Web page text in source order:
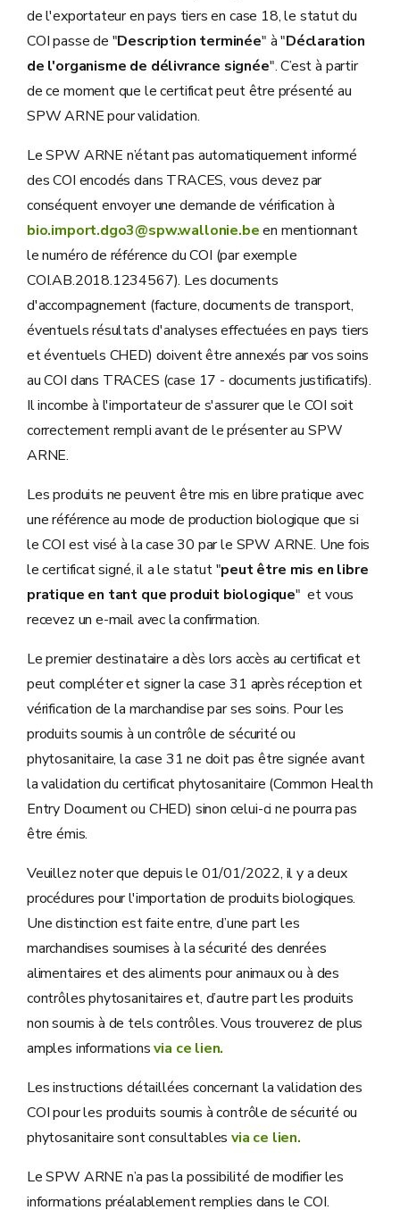
de l'exportateur en pays tiers en case 18, le statut du
COI passe de "Description terminée" à "Déclaration
de l'organisme de délivrance signée". C’est à partir
de ce moment que le certificat peut être présenté au
SPW ARNE pour validation.
Le SPW ARNE n’étant pas automatiquement informé
des COI encodés dans TRACES, vous devez par
conséquent envoyer une demande de vérification à
bio.import.dgo3@spw.wallonie.been mentionnant
le numéro de référence du COI (par exemple
COI.AB.2018.1234567). Les documents
d'accompagnement (facture, documents de transport,
éventuels résultats d'analyses effectuées en pays tiers
et éventuels CHED) doivent être annexés par vos soins
au COI dans TRACES (case 17 - documents justificatifs).
Il incombe à l'importateur de s'assurer que le COI soit
correctement rempli avant de le présenter au SPW
ARNE.
Les produits ne peuvent être mis en libre pratique avec
une référence au mode de production biologique que si
le COI est visé à la case 30 par le SPW ARNE. Une fois
le certificat signé, il a le statut "peut être mis en libre
pratique en tant que produit biologique" et vous
recevez un e-mail avec la confirmation.
Le premier destinataire a dès lors accès au certificat et
peut compléter et signer la case 31 après réception et
vérification de la marchandise par ses soins. Pour les
produits soumis à un contrôle de sécurité ou
phytosanitaire, la case 31 ne doit pas être signée avant
la validation du certificat phytosanitaire (Common Health
Entry Document ou CHED) sinon celui-ci ne pourra pas
être émis.
Veuillez noter que depuis le 01/01/2022, il y a deux
procédures pour l'importation de produits biologiques.
Une distinction est faite entre, d’une part les
marchandises soumises à la sécurité des denrées
alimentaires et des aliments pour animaux ou à des
contrôles phytosanitaires et, d’autre part les produits
non soumis à de tels contrôles. Vous trouverez de plus
amples informationsvia ce lien.
Les instructions détaillées concernant la validation des
COI pour les produits soumis à contrôle de sécurité ou
phytosanitaire sont consultables via ce lien.
Le SPW ARNE n’a pas la possibilité de modifier les
informations préalablement remplies dans le COI.